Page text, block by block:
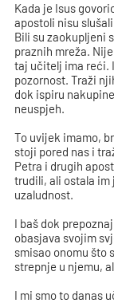
Kada je Isus
apostoli nisu
Bili su zaokupljeni
praznih mreža.
taj učitelj ima reći.
pozornost. Traži
dok ispiru
neuspjeh.
To uvijek imamo,
stoji pored nas i
Petra i drugih
trudili, ali ostala im
uzaludnost.
I baš dok
obasjava svojim
smisao onomu što
strepnje u njemu,
I mi smo to danas